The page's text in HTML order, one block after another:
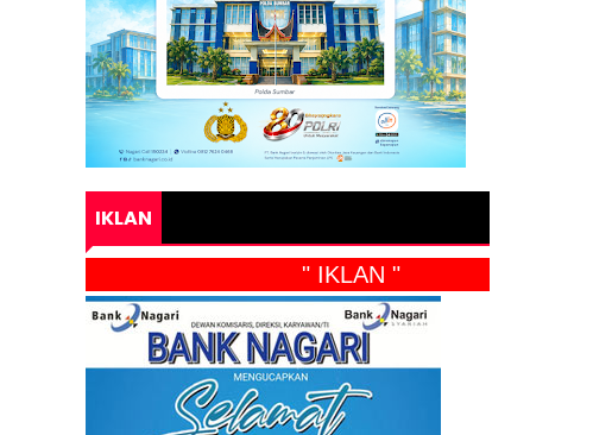
IKLAN
" IKLAN "